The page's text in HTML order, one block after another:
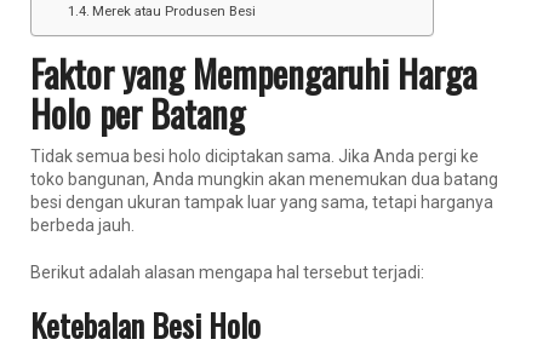
Merek atau Produsen Besi
Faktor yang Mempengaruhi Harga
Holo per Batang
Tidak semua besi holo diciptakan sama. Jika Anda pergi ke
toko bangunan, Anda mungkin akan menemukan dua batang
besi dengan ukuran tampak luar yang sama, tetapi harganya
berbeda jauh.
Berikut adalah alasan mengapa hal tersebut terjadi:
Ketebalan Besi Holo